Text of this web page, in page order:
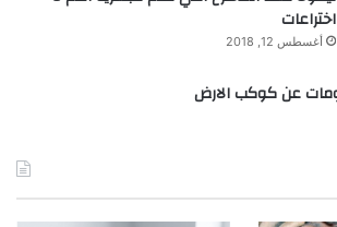
اختراعات
أغسطس 12, 2018
عن كوكب الارض